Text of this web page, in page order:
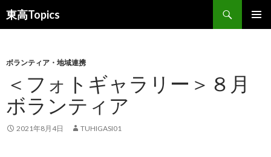
東高Topics
検
索
ン
へ
ス
キ
ッ
ボランティア・地域連携
＜フォトギャラリー＞８月
ボランティア
2021年8月4日 TUHIGASI01